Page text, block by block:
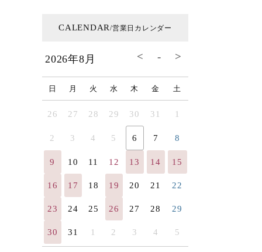
CALENDAR/営業日カレンダー
2026年8月
日 月 火 水 木 金 土
26 27 28 29 30 31 1
2 3 4 5 6 7 8
9 10 11 12 13 14 15
16 17 18 19 20 21 22
23 24 25 26 27 28 29
30 31 1 2 3 4 5